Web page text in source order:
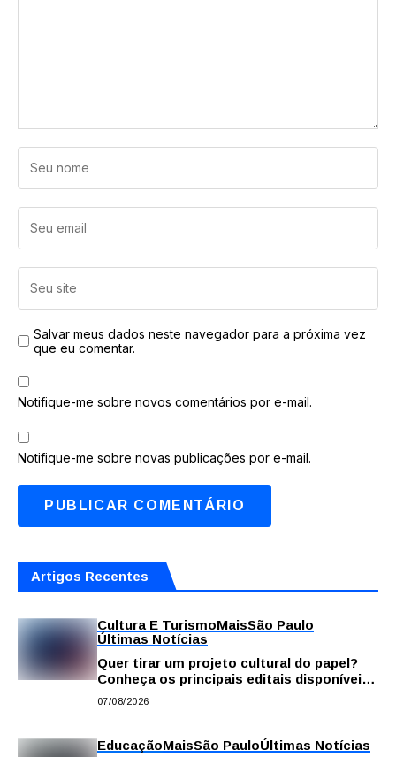
Salvar meus dados neste navegador para a próxima vez
que eu comentar.
Notifique-me sobre novos comentários por e-mail.
Notifique-me sobre novas publicações por e-mail.
Artigos Recentes
Cultura E TurismoMaisSão Paulo
Últimas Notícias
Quer tirar um projeto cultural do papel?
Conheça os principais editais disponíveis
em São Paulo
07/08/2026
EducaçãoMaisSão PauloÚltimas Notícias